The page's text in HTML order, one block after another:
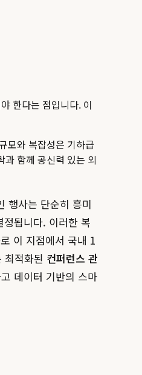
한다는 점입니다. 이
모와 복잡성은 기하급
과 함께 공신력 있는 외
행사는 단순히 흥미
됩니다. 이러한 복
이 지점에서 국내 1
적화된 컨퍼런스 관
데이터 기반의 스마